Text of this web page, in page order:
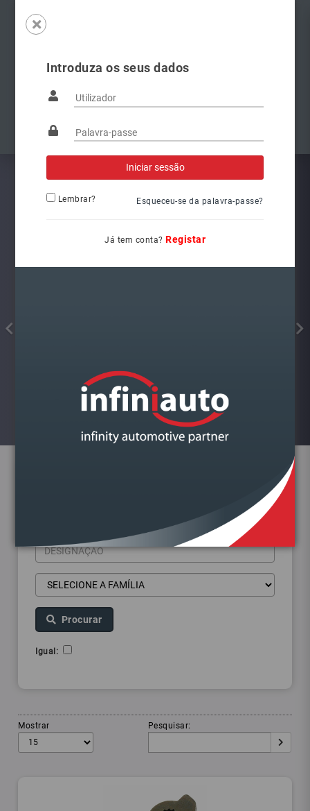
Introduza os seus dados
Lembrar? Esqueceu-se da palavra-passe?
Já tem conta? Registar
Famílias
Visualizar
Procurar
Igual:
Mostrar Pesquisar: